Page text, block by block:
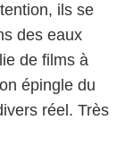
ils se
des eaux
de films à
épingle du
réel. Très